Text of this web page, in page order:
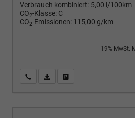
Verbrauch kombiniert: 5,00 l/100km
CO2-Klasse: C
CO2-Emissionen: 115,00 g/km
19% MwSt.
Wir rufen Sie anPDF-Fahrzeugexposé drucken